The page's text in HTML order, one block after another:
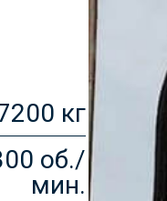
кг
об./
мин.